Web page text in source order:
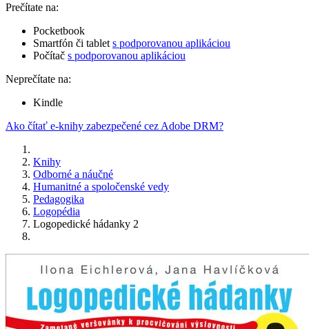
Prečítate na:
Pocketbook
Smartfón či tablet s podporovanou aplikáciou
Počítač s podporovanou aplikáciou
Neprečítate na:
Kindle
Ako čítať e-knihy zabezpečené cez Adobe DRM?
Knihy
Odborné a náučné
Humanitné a spoločenské vedy
Pedagogika
Logopédia
Logopedické hádanky 2